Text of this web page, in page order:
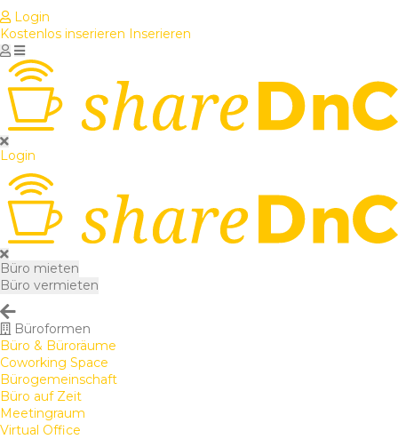
Login
Kostenlos inserieren Inserieren
Login
Büro mieten
Büro vermieten
Büroformen
Büro & Büroräume
Coworking Space
Bürogemeinschaft
Büro auf Zeit
Meetingraum
Virtual Office